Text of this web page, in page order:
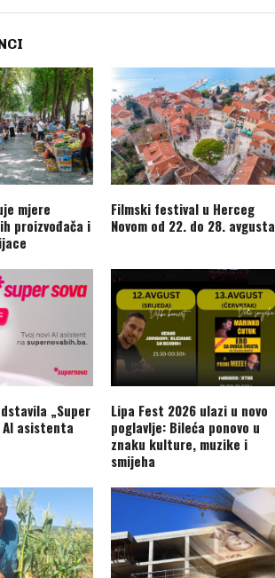
mjere
proizvođača i
Filmski festival u Herceg
Novom od 22. do 28. avgusta
„Super
AI asistenta
Lipa Fest 2026 ulazi u novo
poglavlje: Bileća ponovo u
znaku kulture, muzike i
smijeha